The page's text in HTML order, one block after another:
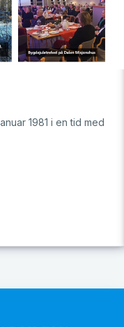
1981 i en tid med